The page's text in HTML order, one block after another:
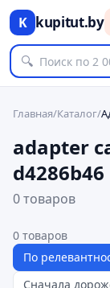
K kupitut.by
🔍
Главная/Каталог/
adapter
d4286b46
0 товаров
0 товаров
По
Сначала